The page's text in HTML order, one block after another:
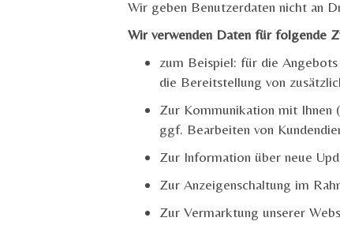
Wir geben Benutzerdaten nicht an
Wir verwenden Daten für folgende
zum Beispiel: für die
die Bereitstellung von
Zur Kommunikation mit Ihnen
ggf. Bearbeiten von
Zur Information über neue
Zur Anzeigenschaltung im
Zur Vermarktung unserer